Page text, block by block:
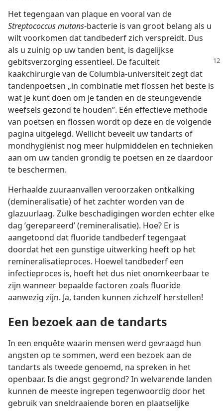
Het tegengaan van plaque en vooral van de
Streptococcus mutans-bacterie is van groot belang als u
wilt voorkomen dat tandbederf zich verspreidt. Dus
als u zuinig op uw tanden bent, is dagelijkse
gebitsverzorging essentieel. De faculteit
kaakchirurgie van de Columbia-universiteit zegt dat
tandenpoetsen „in combinatie met flossen het beste is
wat je kunt doen om je tanden en de steungevende
weefsels gezond te houden”. Eén effectieve methode
van poetsen en flossen wordt op deze en de volgende
pagina uitgelegd. Wellicht beveelt uw tandarts of
mondhygiënist nog meer hulpmiddelen en technieken
aan om uw tanden grondig te poetsen en ze daardoor
te beschermen.
Herhaalde zuuraanvallen veroorzaken ontkalking
(demineralisatie) of het zachter worden van de
glazuurlaag. Zulke beschadigingen worden echter elke
dag ’gerepareerd’ (remineralisatie). Hoe? Er is
aangetoond dat fluoride tandbederf tegengaat
doordat het een gunstige uitwerking heeft op het
remineralisatieproces. Hoewel tandbederf een
infectieproces is, hoeft het dus niet onomkeerbaar te
zijn wanneer bepaalde factoren zoals fluoride
aanwezig zijn. Ja, tanden kunnen zichzelf herstellen!
Een bezoek aan de tandarts
In een enquête waarin mensen werd gevraagd hun
angsten op te sommen, werd een bezoek aan de
tandarts als tweede genoemd, na spreken in het
openbaar. Is die angst gegrond? In welvarende landen
kunnen de meeste ingrepen tegenwoordig door het
gebruik van sneldraaiende boren en plaatselijke